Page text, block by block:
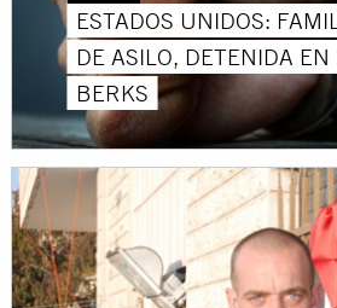
ESTADOS UNIDOS:
DE ASILO, DETENIDA
BERKS